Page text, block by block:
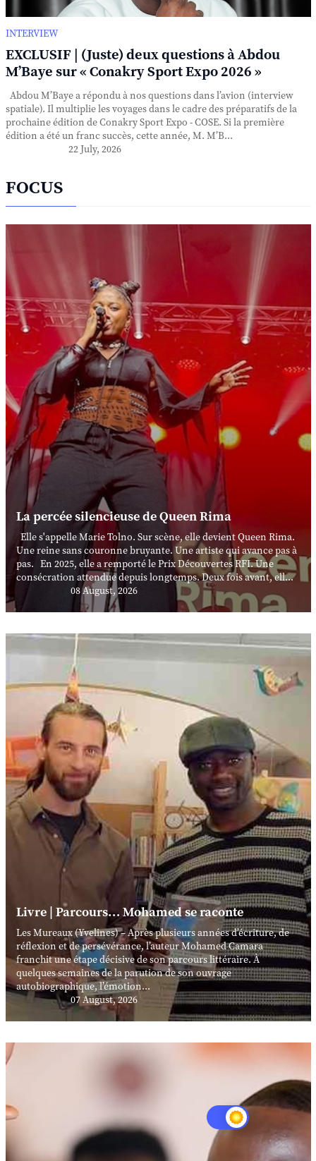
INTERVIEW
EXCLUSIF | (Juste) deux questions à Abdou
M’Baye sur « Conakry Sport Expo 2026 »
Abdou M’Baye a répondu à nos questions dans l’avion (interview
spatiale). Il multiplie les voyages dans le cadre des préparatifs de la
prochaine édition de Conakry Sport Expo - COSE. Si la première
édition a été un franc succès, cette année, M. M’B...
22 July, 2026
FOCUS
La percée silencieuse de Queen Rima
Elle s'appelle Marie Tolno. Sur scène, elle devient Queen Rima.
Une reine sans couronne bruyante. Une artiste qui avance pas à
pas. En 2025, elle a remporté le Prix Découvertes RFI. Une
consécration attendue depuis longtemps. Deux fois avant, ell...
08 August, 2026
Livre | Parcours… Mohamed se raconte
Les Mureaux (Yvelines) – Après plusieurs années d’écriture, de
réflexion et de persévérance, l’auteur Mohamed Camara
franchit une étape décisive de son parcours littéraire. À
quelques semaines de la parution de son ouvrage
autobiographique, l’émotion...
07 August, 2026